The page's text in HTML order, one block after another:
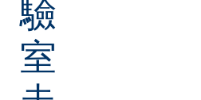
室